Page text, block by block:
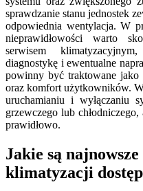
sprawdzanie stanu jednostek
odpowiednia wentylacja. W
nieprawidłowości warto
serwisem
diagnostykę i ewentualne
powinny być traktowane jako
oraz komfort użytkowników.
uruchamianiu i wyłączaniu
grzewczego lub
prawidłowo.
Jakie są
klimatyzacji